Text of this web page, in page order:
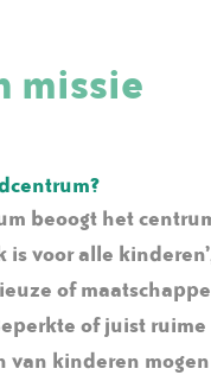
missie
beoogt het
is voor alle
of
of juist ruime
van kinderen